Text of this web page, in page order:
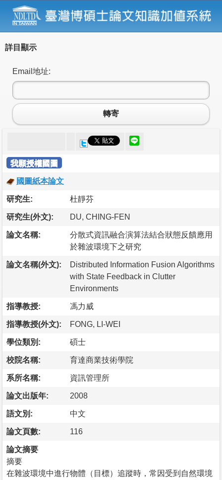
詳目顯示
Email地址:
轉寄
我願授權國圖
國圖紙本論文
研究生: 杜靜芬
研究生(外文): DU, CHING-FEN
論文名稱:
分散式資訊融合演算法結合狀態反饋應用
於雜波環境下之研究
論文名稱(外文):
Distributed Information Fusion Algorithms
with State Feedback in Clutter
Environments
指導教授: 馮力威
指導教授(外文): FONG, LI-WEI
學位類別: 碩士
校院名稱: 育達商業技術學院
系所名稱: 資訊管理所
論文出版年: 2008
語文別: 中文
論文頁數: 116
論文摘要
摘要
在雜波環境中進行物體（目標）追蹤時，常因受到自然環境